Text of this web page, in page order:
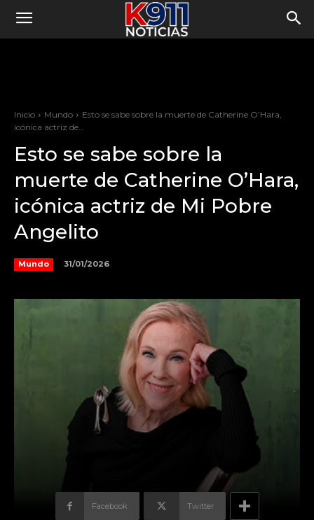
Inicio Mundo
Esto se sabe sobre la muerte de Catherine O’Hara,
icónica actriz de...
Esto se sabe sobre la
muerte de Catherine O’Hara,
icónica actriz de Mi Pobre
Angelito
Mundo 31/01/2026
Facebook Twitter